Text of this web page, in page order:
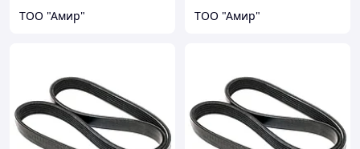
ТОО "Амир" ТОО "Амир"